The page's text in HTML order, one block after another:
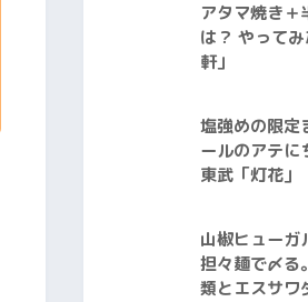
アタマ焼き＋
は？ やって
軒」
塩強めの限定
ールのアテに
東武「灯花」
山椒ヒューガ
担々麺で〆る
類とエスサワ